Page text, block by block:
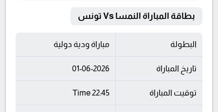
بطاقة المباراة النمسا Vs تونس
البطولة مباراة ودية دولية
تاريخ المباراة 01-06-2026
توقيت المباراة 22:45 Time